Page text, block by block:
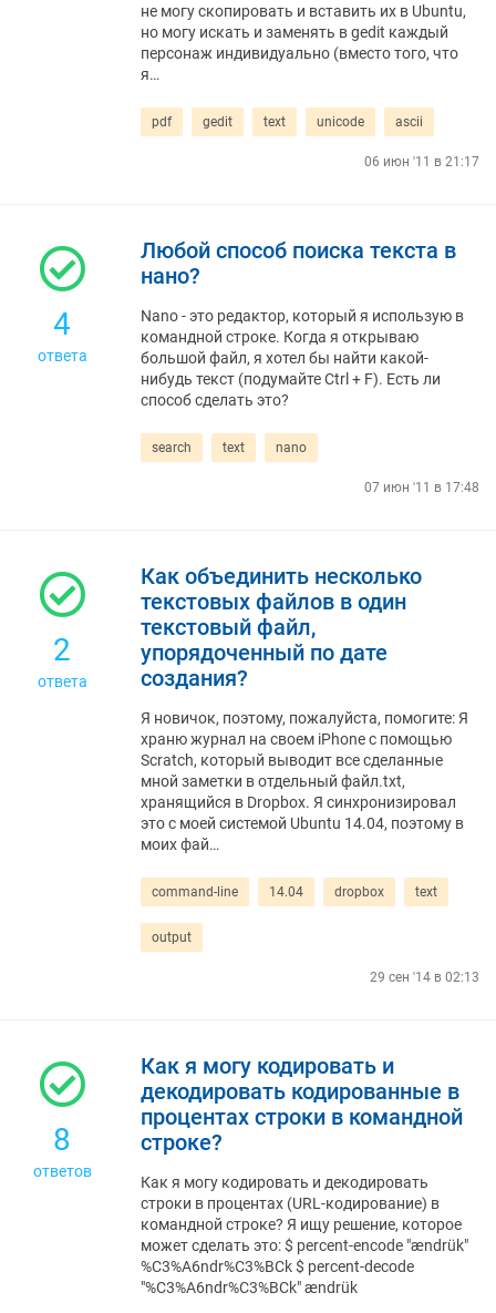
не могу скопировать и вставить их в Ubuntu,
но могу искать и заменять в gedit каждый
персонаж индивидуально (вместо того, что
я…
pdf gedit text unicode ascii
06 июн '11 в 21:17
4
ответа
Любой способ поиска текста в
нано?
Nano - это редактор, который я использую в
командной строке. Когда я открываю
большой файл, я хотел бы найти какой-
нибудь текст (подумайте Ctrl + F). Есть ли
способ сделать это?
search text nano
07 июн '11 в 17:48
2
ответа
Как объединить несколько
текстовых файлов в один
текстовый файл,
упорядоченный по дате
создания?
Я новичок, поэтому, пожалуйста, помогите: Я
храню журнал на своем iPhone с помощью
Scratch, который выводит все сделанные
мной заметки в отдельный файл.txt,
хранящийся в Dropbox. Я синхронизировал
это с моей системой Ubuntu 14.04, поэтому в
моих фай…
command-line 14.04 dropbox text
output
29 сен '14 в 02:13
8
ответов
Как я могу кодировать и
декодировать кодированные в
процентах строки в командной
строке?
Как я могу кодировать и декодировать
строки в процентах (URL-кодирование) в
командной строке? Я ищу решение, которое
может сделать это: $ percent-encode "ændrük"
%C3%A6ndr%C3%BCk $ percent-decode
"%C3%A6ndr%C3%BCk" ændrük